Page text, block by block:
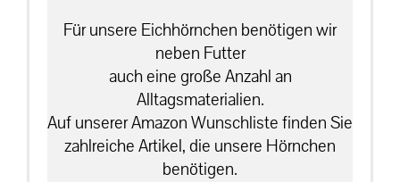
Für unsere Eichhörnchen benötigen wir
neben Futter
auch eine große Anzahl an
Alltagsmaterialien.
Auf unserer Amazon Wunschliste finden Sie
zahlreiche Artikel, die unsere Hörnchen
benötigen.